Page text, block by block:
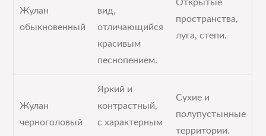
Жулан
обыкновенный
вид,
отличающийся
красивым
песнопением.
Открытые
пространства,
луга, степи.
Жулан
черноголовый
Яркий и
контрастный,
с характерным
Сухие и
полупустынные
территории.